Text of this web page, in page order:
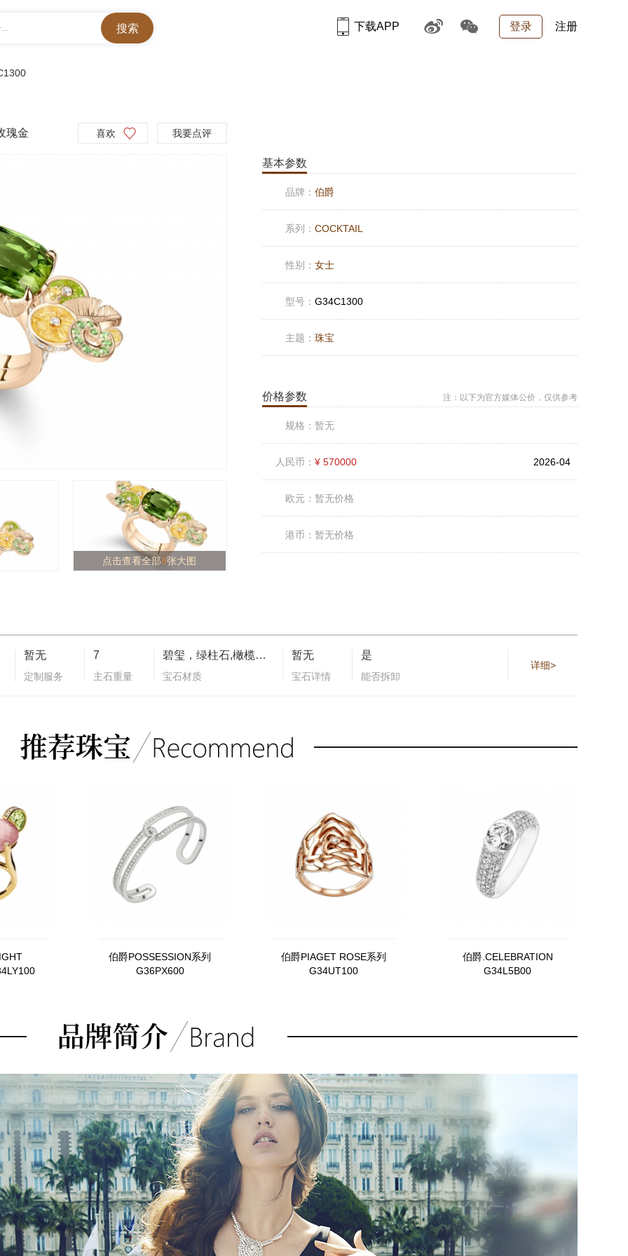
登录 注册
下载APP
瑰金 喜欢 我要点评
点击查看全部8张大图
基本参数
品牌： 伯爵
系列： COCKTAIL
性别： 女士
型号： G34C1300
主题： 珠宝
价格参数 注：以下为官方媒体公价，仅供参考
规格： 暂无
人民币： ¥ 570000 2026-04
欧元： 暂无价格
港币： 暂无价格
暂无
定制服务
7
主石重量
碧玺，绿柱石,橄榄石,无色钻石,沙弗莱石,蓝宝石
宝石材质
暂无
宝石详情
是
能否拆卸
详细>
伯爵POSSESSION系列
G36PX600
伯爵PIAGET ROSE系列
G34UT100
伯爵.CELEBRATION
G34L5B00